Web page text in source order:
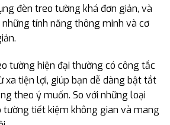
đèn treo tường khá đơn giản, và
tính năng thông minh và cơ
tường hiện đại thường có công tắc
xa tiện lợi, giúp bạn dễ dàng bật tắt
theo ý muốn. So với những loại
tường tiết kiệm không gian và mang